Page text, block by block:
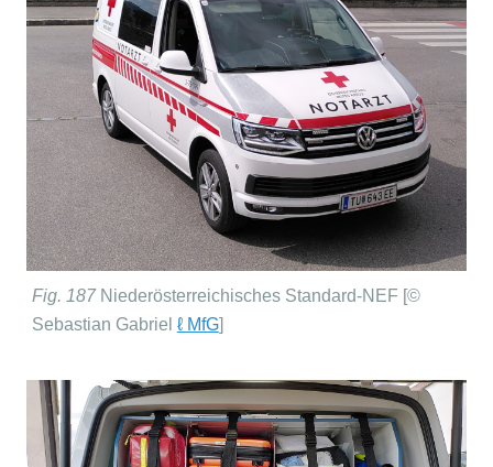
Fig. 187 Niederösterreichisches Standard-NEF [©
Sebastian Gabriel ℓ MfG]